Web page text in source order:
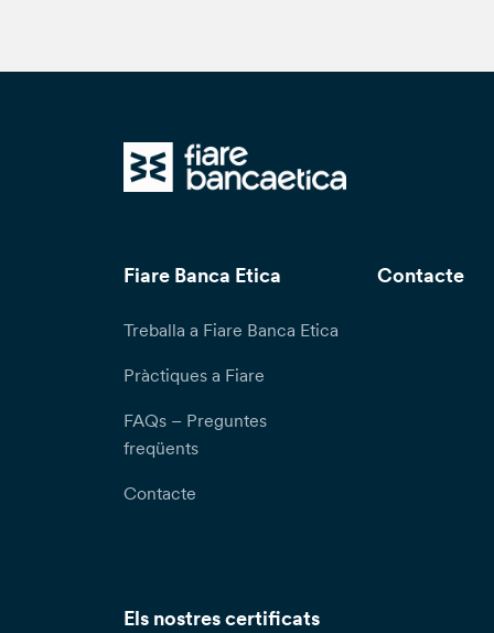
Fiare Banca Etica
Treballa a Fiare Banca Etica
Pràctiques a Fiare
FAQs – Preguntes
freqüents
Contacte
Contacte
Els nostres certificats